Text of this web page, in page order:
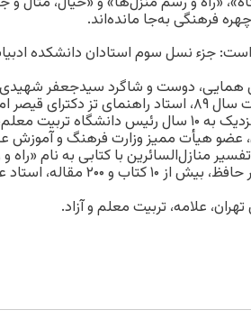
فرهنگی به‌جا مانده‌اند.
جزء نسل سوم استادان دانشکده
همایی، دوست و شاگرد سیدجعفر
عبدالحسین زرین‌کوب، چهره‌ ماندگار حوزه‌ ادبیات سال ۸۹، استاد راهنمای تز
عضو هیأت مؤسس دانشگاه علامه طباطبایی، نزدیک به ۱۰ سال رئیس دانشگاه
عضو هیأت ممیز وزارت فرهنگ و آموزش
منازل‌السائرین با کتابی به نام «راه
منزل‌ها»، یک دوره تفسیر قرآن و یک دوره تفسیر حافظ، بیش از ۱۰